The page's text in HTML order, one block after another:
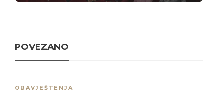
POVEZANO
OBAVJEŠTENJA